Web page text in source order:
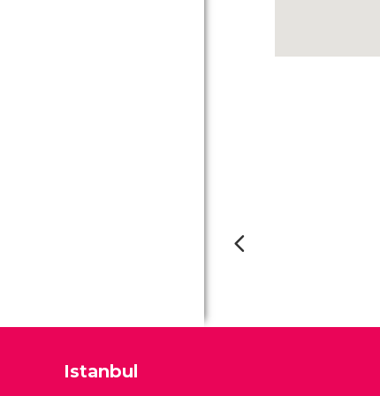
Istanbul